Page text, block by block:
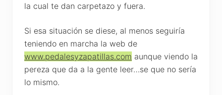
la cual te dan carpetazo y fuera.
Si esa situación se diese, al menos seguiría
teniendo en marcha la web de
www.pedalesyzapatillas.com aunque viendo la
pereza que da a la gente leer…se que no sería
lo mismo.